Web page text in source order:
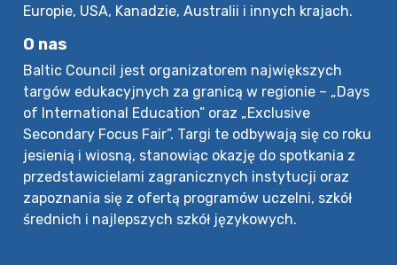
Europie, USA, Kanadzie, Australii i innych krajach.
O nas
Baltic Council jest organizatorem największych
targów edukacyjnych za granicą w regionie – „Days
of International Education” oraz „Exclusive
Secondary Focus Fair”. Targi te odbywają się co roku
jesienią i wiosną, stanowiąc okazję do spotkania z
przedstawicielami zagranicznych instytucji oraz
zapoznania się z ofertą programów uczelni, szkół
średnich i najlepszych szkół językowych.